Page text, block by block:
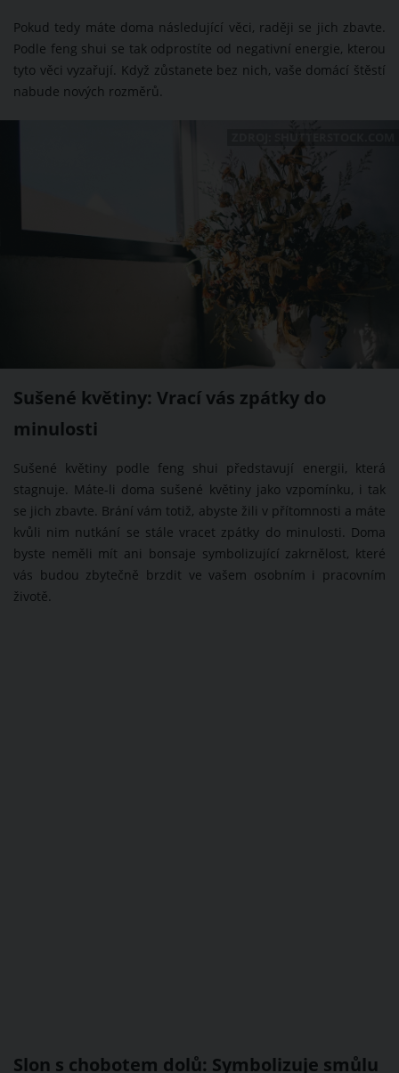
Pokud tedy máte doma následující věci, raději se jich zbavte.
Podle feng shui se tak odprostíte od negativní energie, kterou
tyto věci vyzařují. Když zůstanete bez nich, vaše domácí štěstí
nabude nových rozměrů.
Sušené květiny: Vrací vás zpátky do
minulosti
Sušené květiny podle feng shui představují energii, která
stagnuje. Máte-li doma sušené květiny jako vzpomínku, i tak
se jich zbavte. Brání vám totiž, abyste žili v přítomnosti a máte
kvůli nim nutkání se stále vracet zpátky do minulosti. Doma
byste neměli mít ani bonsaje symbolizující zakrnělost, které
vás budou zbytečně brzdit ve vašem osobním i pracovním
životě.
Slon s chobotem dolů: Symbolizuje smůlu